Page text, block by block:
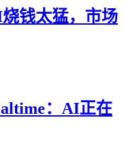
钱太猛，市场
：AI正在